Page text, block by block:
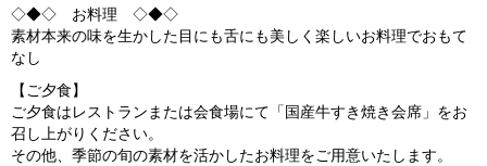
◇◆◇ お料理 ◇◆◇
素材本来の味を生かした目にも舌にも美しく楽しいお料理でおもて
なし
【ご夕食】
ご夕食はレストランまたは会食場にて「国産牛すき焼き会席」をお
召し上がりください。
その他、季節の旬の素材を活かしたお料理をご用意いたします。